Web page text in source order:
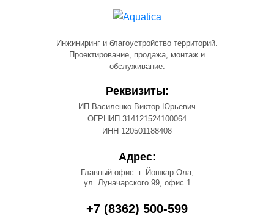
Инжиниринг и благоустройство территорий.
Проектирование, продажа, монтаж и
обслуживание.
Реквизиты:
ИП Василенко Виктор Юрьевич
ОГРНИП 314121524100064
ИНН 120501188408
Адрес:
Главный офис: г. Йошкар-Ола,
ул. Луначарского 99, офис 1
+7 (8362) 500-599